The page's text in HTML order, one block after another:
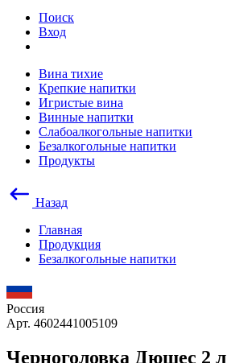
Поиск
Вход
Вина тихие
Крепкие напитки
Игристые вина
Винные напитки
Слабоалкогольные напитки
Безалкогольные напитки
Продукты
Назад
Главная
Продукция
Безалкогольные напитки
Россия
Арт. 4602441005109
Черноголовка Дюшес 2 л